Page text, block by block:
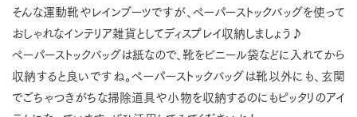
そんな運動靴やレインブーツですが、ペーパーストックバッグを使って
おしゃれなインテリア雑貨としてディスプレイ収納しましょう♪
ペーパーストックバッグは紙なので、靴をビニール袋などに入れてから
収納すると良いですね。ペーパーストックバッグは靴以外にも、玄関
でごちゃつきがちな掃除道具や小物を収納するのにもピッタリのアイ